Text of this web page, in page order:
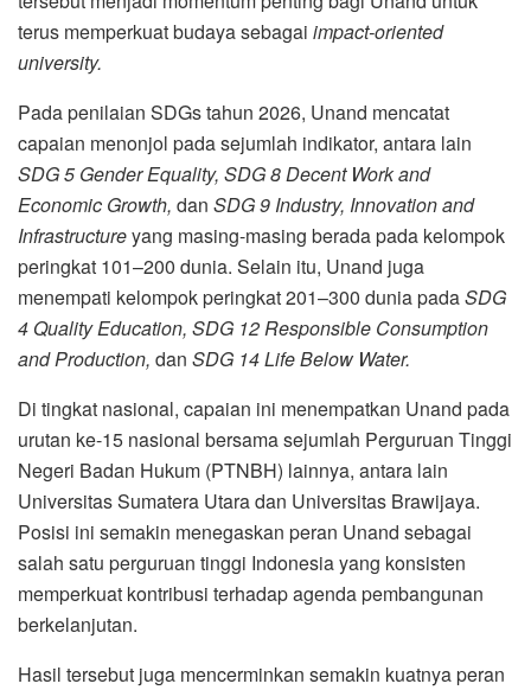
terus memperkuat budaya sebagai impact-oriented
university.
Pada penilaian SDGs tahun 2026, Unand mencatat
capaian menonjol pada sejumlah indikator, antara lain
SDG 5 Gender Equality, SDG 8 Decent Work and
Economic Growth, dan SDG 9 Industry, Innovation and
Infrastructureyang masing-masing berada pada kelompok
peringkat 101–200 dunia. Selain itu, Unand juga
menempati kelompok peringkat 201–300 dunia padaSDG
4 Quality Education, SDG 12 Responsible Consumption
and Production, dan SDG 14 Life Below Water.
Di tingkat nasional, capaian ini menempatkan Unand pada
urutan ke-15 nasional bersama sejumlah Perguruan Tinggi
Negeri Badan Hukum (PTNBH) lainnya, antara lain
Universitas Sumatera Utara dan Universitas Brawijaya.
Posisi ini semakin menegaskan peran Unand sebagai
salah satu perguruan tinggi Indonesia yang konsisten
memperkuat kontribusi terhadap agenda pembangunan
berkelanjutan.
Hasil tersebut juga mencerminkan semakin kuatnya peran